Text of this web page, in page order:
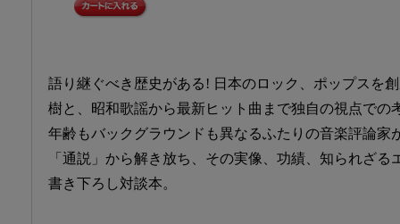
語り継ぐべき歴史がある! 日本のロック、ポップスを
樹と、昭和歌謡から最新ヒット曲まで独自の視点での
年齢もバックグラウンドも異なるふたりの音楽評論家
「通説」から解き放ち、その実像、功績、知られざ
書き下ろし対談本。